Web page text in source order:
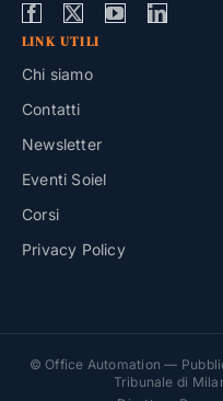
LINK UTILI
Chi siamo
Contatti
Newsletter
Eventi Soiel
Corsi
Privacy Policy
© Office Automation —
Tribunale di